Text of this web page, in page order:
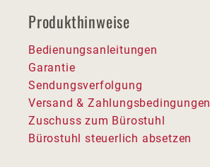
Produkthinweise
Bedienungsanleitungen
Garantie
Sendungsverfolgung
Versand & Zahlungsbedingungen
Zuschuss zum Bürostuhl
Bürostuhl steuerlich absetzen